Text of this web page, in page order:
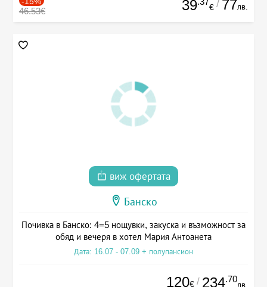
46.53€ 39 € / 77лв.
виж офертата
Банско
Почивка в Банско: 4=5 нощувки, закуска и възможност за
обяд и вечеря в хотел Мария Антоанета
Дата: 16.07 - 07.09 + полупансион
120€ / 234.70
лв.